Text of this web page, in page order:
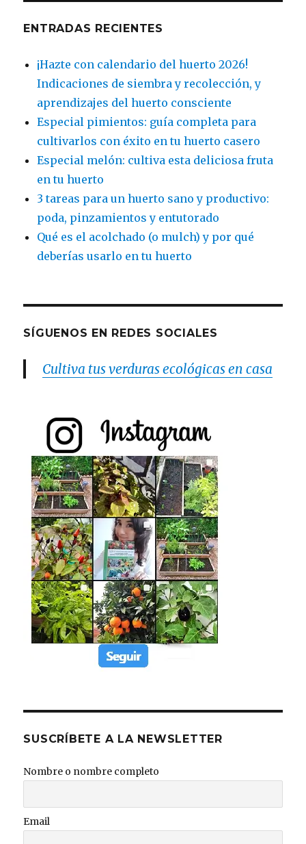
ENTRADAS RECIENTES
¡Hazte con calendario del huerto 2026!
Indicaciones de siembra y recolección, y
aprendizajes del huerto consciente
Especial pimientos: guía completa para
cultivarlos con éxito en tu huerto casero
Especial melón: cultiva esta deliciosa fruta
en tu huerto
3 tareas para un huerto sano y productivo:
poda, pinzamientos y entutorado
Qué es el acolchado (o mulch) y por qué
deberías usarlo en tu huerto
SÍGUENOS EN REDES SOCIALES
Cultiva tus verduras ecológicas en casa
SUSCRÍBETE A LA NEWSLETTER
Nombre o nombre completo
Email